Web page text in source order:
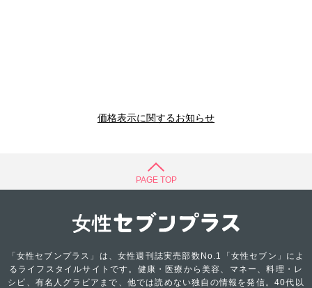
価格表示に関するお知らせ
PAGE TOP
「女性セブンプラス」は、女性週刊誌実売部数No.1「女性セブン」によ
るライフスタイルサイトです。健康・医療から美容、マネー、料理・レ
シピ、有名人グラビアまで、他では読めない独自の情報を発信。40代以